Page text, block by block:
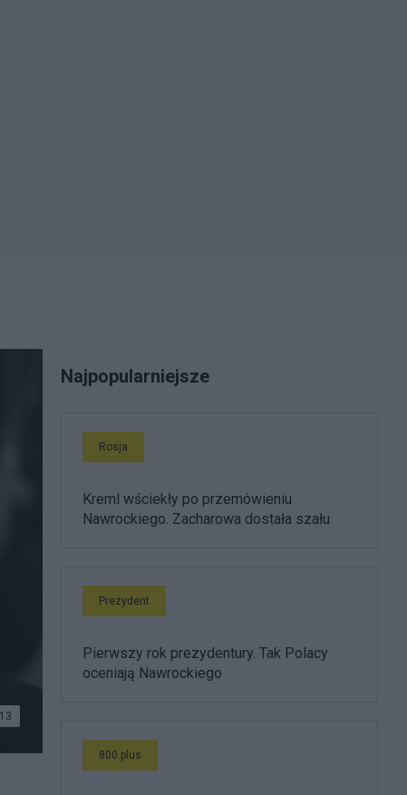
13
Najpopularniejsze
Rosja
Kreml wściekły po przemówieniu
Nawrockiego. Zacharowa dostała szału
Prezydent
Pierwszy rok prezydentury. Tak Polacy
oceniają Nawrockiego
800 plus